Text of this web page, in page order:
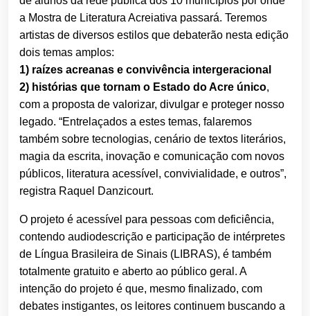
a Mostra de Literatura Acreiativa passará. Teremos
artistas de diversos estilos que debaterão nesta edição
dois temas amplos:
1) raízes acreanas e convivência intergeracional
2) histórias que tornam o Estado do Acre único,
com a proposta de valorizar, divulgar e proteger nosso
legado. “Entrelaçados a estes temas, falaremos
também sobre tecnologias, cenário de textos literários,
magia da escrita, inovação e comunicação com novos
públicos, literatura acessível, convivialidade, e outros”,
registra Raquel Danzicourt.
O projeto é acessível para pessoas com deficiência,
contendo audiodescrição e participação de intérpretes
de Língua Brasileira de Sinais (LIBRAS), é também
totalmente gratuito e aberto ao público geral. A
intenção do projeto é que, mesmo finalizado, com
debates instigantes, os leitores continuem buscando a